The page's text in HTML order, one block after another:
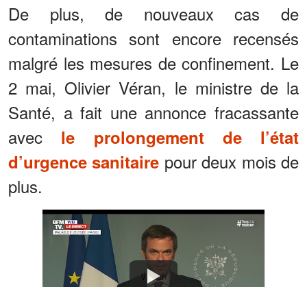
De plus, de nouveaux cas de
contaminations sont encore recensés
malgré les mesures de confinement. Le
2 mai, Olivier Véran, le ministre de la
Santé, a fait une annonce fracassante
avec le prolongement de l’état
d’urgence sanitaire pour deux mois de
plus.
Watch